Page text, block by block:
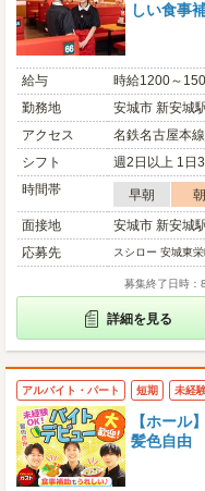
しい食事
給与
時給1200～
勤務地
安城市 新安城
アクセス
名鉄名古屋本
シフト
週2日以上 1日
時間帯
早朝 朝
面接地
安城市 新安城
応募先
スシロー 安城東
募集終了日時：
詳細を見る
アルバイト・パート 短期 未経
【ホール
髪色自由